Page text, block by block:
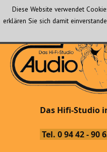
Das Hifi-Studio
Das Hifi-Studio
Tel. 0 94 42 - 90
Diese Website verwendet
erklären Sie sich damit